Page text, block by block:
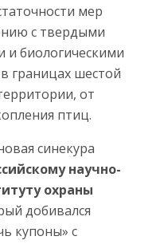
мер
с твердыми
биологическими
границах шестой
от
птиц.
синекура
научно-
охраны
добивался
купоны» с